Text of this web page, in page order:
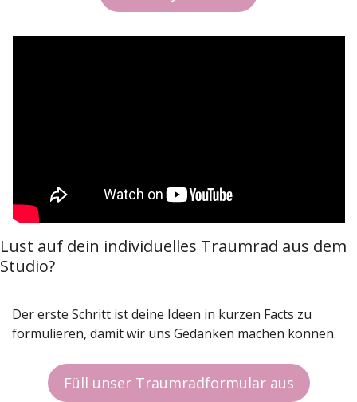
Lust auf dein individuelles Traumrad aus dem
Studio?
Der erste Schritt ist deine Ideen in kurzen Facts zu
formulieren, damit wir uns Gedanken machen können.
Füll unser Traumradformular aus